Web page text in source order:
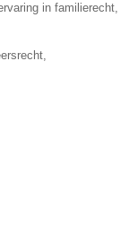
in familierecht,